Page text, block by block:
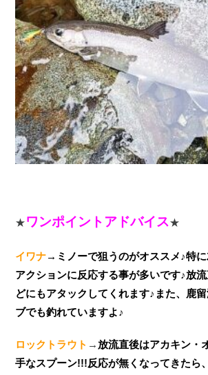
★ワンポイントアドバイス★
イワナ→ミノーで狙うのがオススメ♪特
アクションに反応する事が多いです♪放
どにもアタックしてくれます♪また、 鹿
ブでも釣れていますよ♪
ロックトラウト →放流直後はアカキン・
手なスプーン!!!反応が無くなってきたら